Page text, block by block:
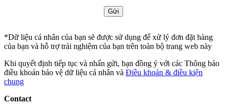
*Dữ liệu cá nhân của bạn sẽ được sử dụng để xử lý đơn đặt hàng
của bạn và hỗ trợ trải nghiệm của bạn trên toàn bộ trang web này
Khi quyết định tiếp tục và nhấn gửi, bạn đồng ý với các Thông báo
điều khoản bảo vệ dữ liệu cá nhân và Điều khoản & điều kiện
chung
Contact